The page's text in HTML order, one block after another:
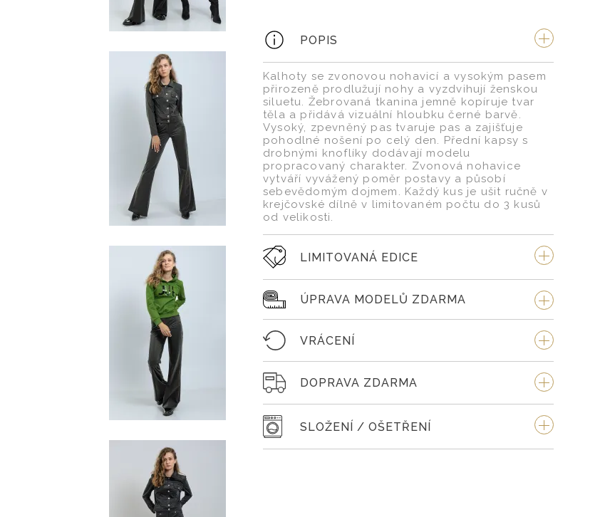
POPIS
Kalhoty se zvonovou nohavicí a vysokým pasem
přirozeně prodlužují nohy a vyzdvihují ženskou
siluetu. Žebrovaná tkanina jemně kopíruje tvar
těla a přidává vizuální hloubku černé barvě.
Vysoký, zpevněný pas tvaruje pas a zajišťuje
pohodlné nošení po celý den. Přední kapsy s
drobnými knoflíky dodávají modelu
propracovaný charakter. Zvonová nohavice
vytváří vyvážený poměr postavy a působí
sebevědomým dojmem. Každý kus je ušit ručně v
krejčovské dílně v limitovaném počtu do 3 kusů
od velikosti.
LIMITOVANÁ EDICE
ÚPRAVA MODELŮ ZDARMA
VRÁCENÍ
DOPRAVA ZDARMA
SLOŽENÍ / OŠETŘENÍ